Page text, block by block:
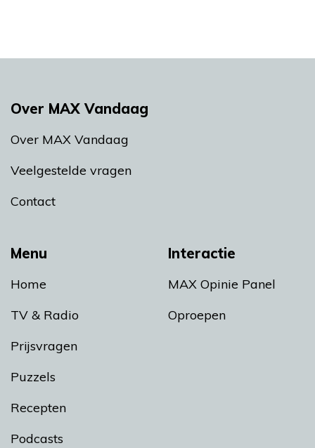
Menu
Home
TV & Radio
Prijsvragen
Puzzels
Recepten
Podcasts
Interactie
MAX Opinie Panel
Oproepen
Over MAX Vandaag
Over MAX Vandaag
Veelgestelde vragen
Contact